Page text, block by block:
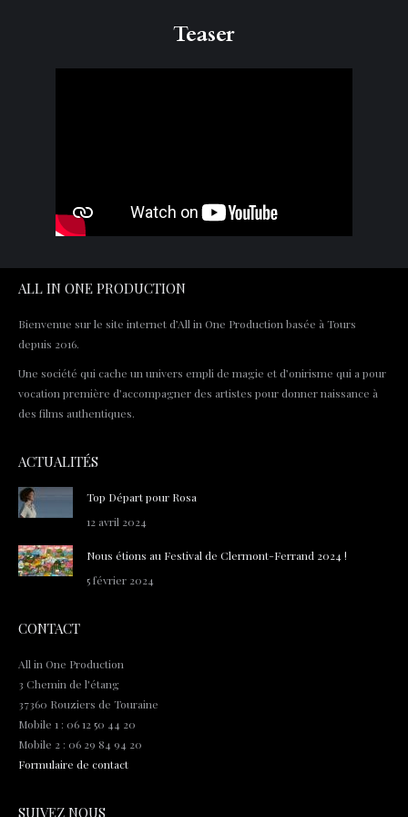
Teaser
ALL IN ONE PRODUCTION
Bienvenue sur le site internet d’All in One Production basée à Tours
depuis 2016.
Une société qui cache un univers empli de magie et d’onirisme qui a pour
vocation première d’accompagner des artistes pour donner naissance à
des films authentiques.
ACTUALITÉS
Top Départ pour Rosa
12 avril 2024
Nous étions au Festival de Clermont-Ferrand 2024 !
5 février 2024
CONTACT
All in One Production
3 Chemin de l'étang
37360 Rouziers de Touraine
Mobile 1 : 06 12 50 44 20
Mobile 2 : 06 29 84 94 20
Formulaire de contact
SUIVEZ NOUS